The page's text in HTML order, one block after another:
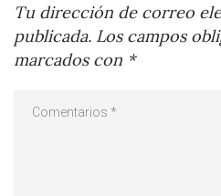
Tu dirección de correo
publicada. Los campos
marcados con *